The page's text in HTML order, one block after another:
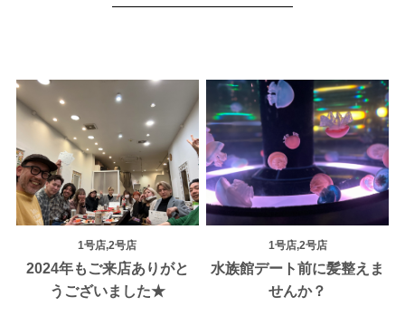
1号店,2号店
2024年もご来店ありがと
うございました★
1号店,2号店
水族館デート前に髪整えま
せんか？